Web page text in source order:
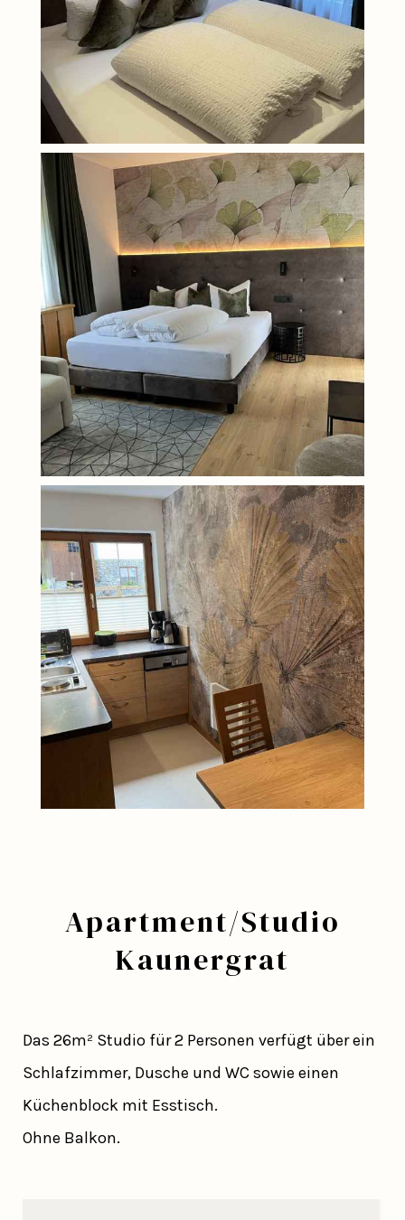
Apartment/Studio
Kaunergrat
Das 26m² Studio für 2 Personen verfügt über ein
Schlafzimmer, Dusche und WC sowie einen
Küchenblock mit Esstisch.
Ohne Balkon.